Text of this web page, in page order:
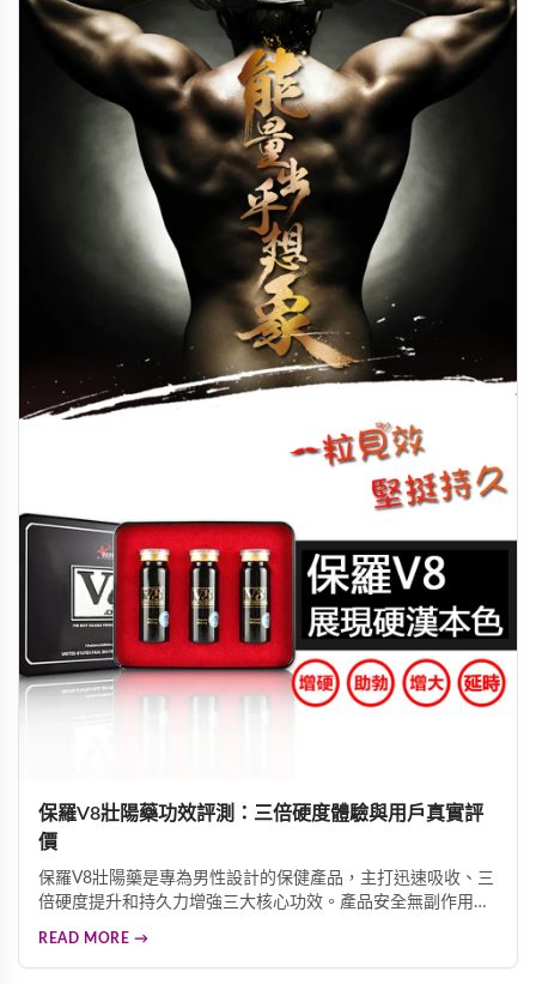
保羅V8壯陽藥功效評測：三倍硬度體驗與用戶真實評
價
保羅V8壯陽藥是專為男性設計的保健產品，主打迅速吸收、三
倍硬度提升和持久力增強三大核心功效。產品安全無副作用，
READ MORE →